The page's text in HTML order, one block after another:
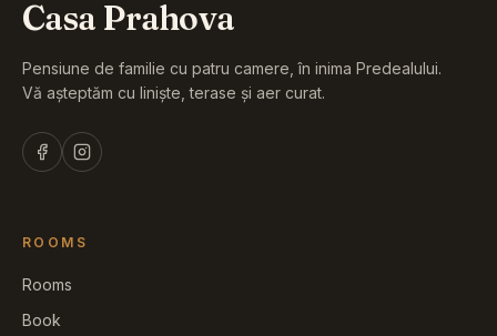
Casa Prahova
Pensiune de familie cu patru camere, în inima Predealului.
Vă așteptăm cu liniște, terase și aer curat.
ROOMS
Rooms
Book